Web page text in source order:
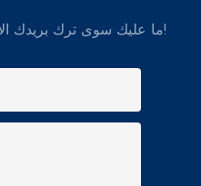
ما عليك سوى ترك بريدك الإلكتروني أو رقم هاتفك في نموذج الاتصال حتى نتمكن من إرسال عرض أسعار مجاني لمجموعة واسعة من التصميمات!